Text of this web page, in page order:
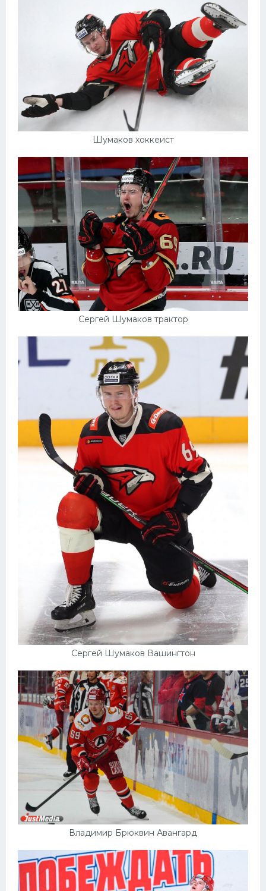
Шумаков хоккеист
Сергей Шумаков трактор
Сергей Шумаков Вашингтон
Владимир Брюквин Авангард